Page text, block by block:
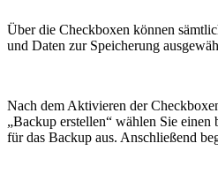
Über die Checkboxen können
und Daten zur Speicherung
Nach dem Aktivieren der
„Backup erstellen“ wählen Sie
für das Backup aus. Anschließend